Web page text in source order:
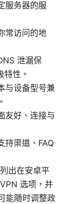
服务器的服
常访问的地
泄漏保
性。
与设备型号兼
友好、连接与
持渠道、FAQ
出在安卓平
选项，并
能随时调整政